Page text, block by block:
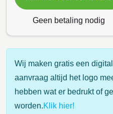
Geen betaling nodig
Wij maken gratis een
aanvraag altijd het logo
hebben wat er bedrukt of
worden.Klik hier!